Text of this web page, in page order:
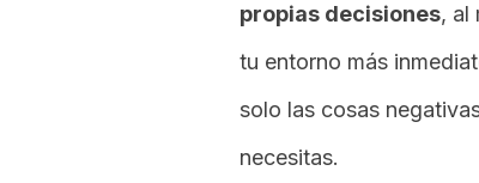
propias decisiones, al
tu entorno más
solo las cosas
necesitas.